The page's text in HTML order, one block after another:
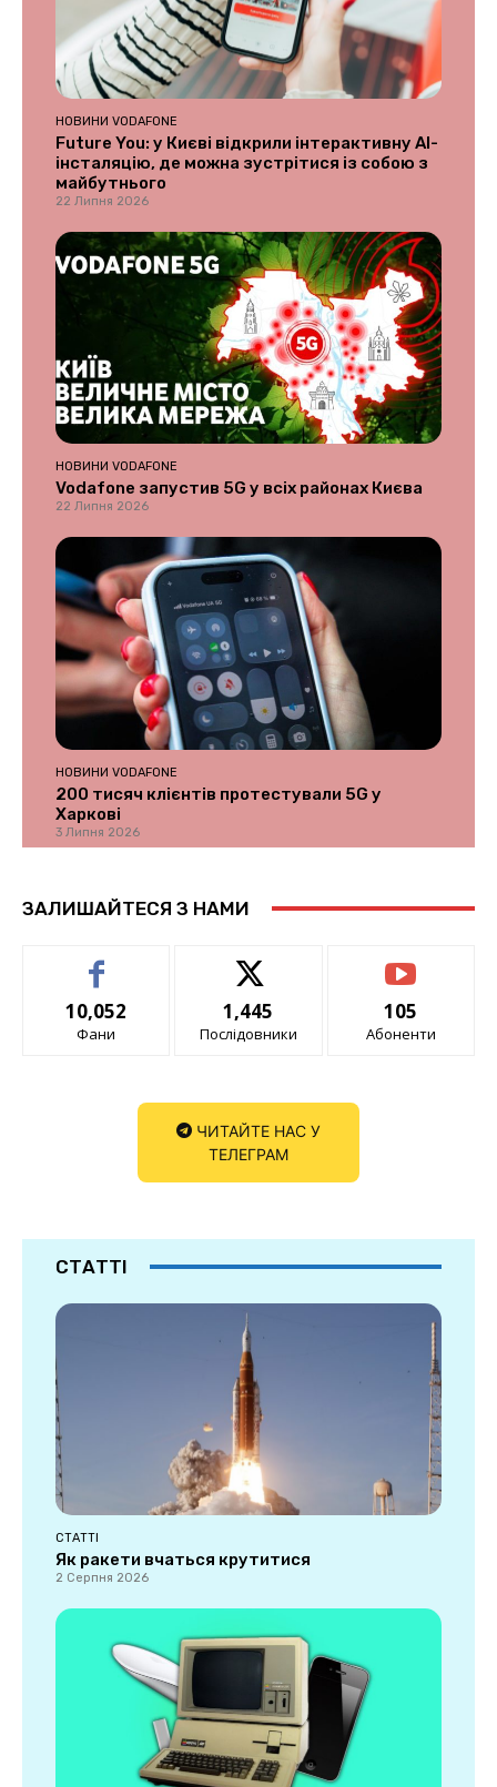
НОВИНИ VODAFONE
Future You: у Києві відкрили інтерактивну AI-
інсталяцію, де можна зустрітися із собою з
майбутнього
22 Липня 2026
НОВИНИ VODAFONE
Vodafone запустив 5G у всіх районах Києва
22 Липня 2026
НОВИНИ VODAFONE
200 тисяч клієнтів протестували 5G у
Харкові
3 Липня 2026
ЗАЛИШАЙТЕСЯ З НАМИ
10,052
Фани
1,445
Послідовники
105
Абоненти
ЧИТАЙТЕ НАС У
ТЕЛЕГРАМ
СТАТТІ
СТАТТІ
Як ракети вчаться крутитися
2 Серпня 2026